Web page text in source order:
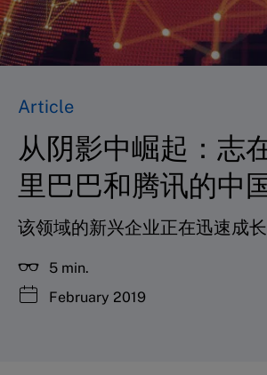
Article
从阴影中崛起：志
里巴巴和腾讯的中
该领域的新兴企业正在迅速成长
5 min.
February 2019